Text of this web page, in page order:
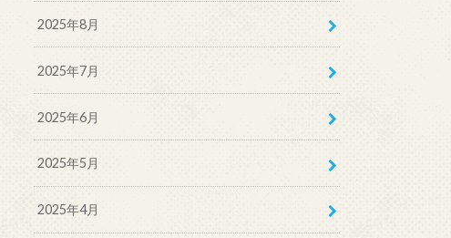
2025年8月
2025年7月
2025年6月
2025年5月
2025年4月